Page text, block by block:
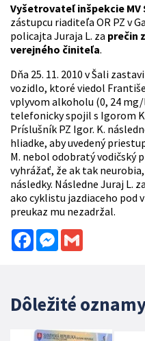
Vyšetrovateľ inšpekcie MV
zástupcu riaditeľa OR PZ v
policajta Juraja L. za prečin
verejného činiteľa.
Dňa 25. 11. 2010 v Šali
vozidlo, ktoré viedol
vplyvom alkoholu (0, 24
telefonicky spojil s Igorom
Príslušník PZ Igor. K.
hliadke, aby uvedený
M. nebol odobratý vodičský
vyhrážať, že ak tak
následky. Následne Juraj L.
ako cyklistu jazdiaceho pod
preukaz mu nezadržal.
FacebookMessenger
Dôležité